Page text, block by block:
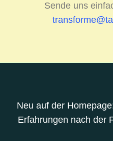
Sende uns
Neu auf der
Erfahrungen nach der